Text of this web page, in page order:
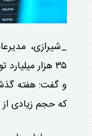
_شیرازی،
۳۵ هزار
که حجم زیادی